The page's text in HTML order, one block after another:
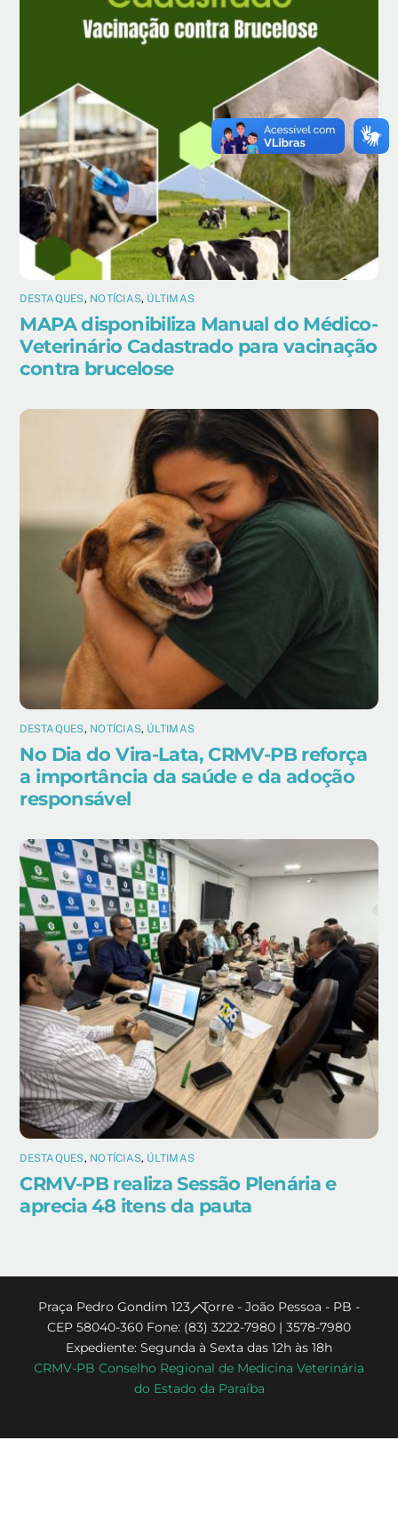
DESTAQUES, NOTÍCIAS, ÚLTIMAS
MAPA disponibiliza Manual do Médico-
Veterinário Cadastrado para vacinação
contra brucelose
DESTAQUES, NOTÍCIAS, ÚLTIMAS
No Dia do Vira-Lata, CRMV-PB reforça
a importância da saúde e da adoção
responsável
DESTAQUES, NOTÍCIAS, ÚLTIMAS
CRMV-PB realiza Sessão Plenária e
aprecia 48 itens da pauta
Back
To
Top
Praça Pedro Gondim 123 - Torre - João Pessoa - PB -
CEP 58040-360 Fone: (83) 3222-7980 | 3578-7980
Expediente: Segunda à Sexta das 12h às 18h
CRMV-PB Conselho Regional de Medicina Veterinária
do Estado da Paraíba